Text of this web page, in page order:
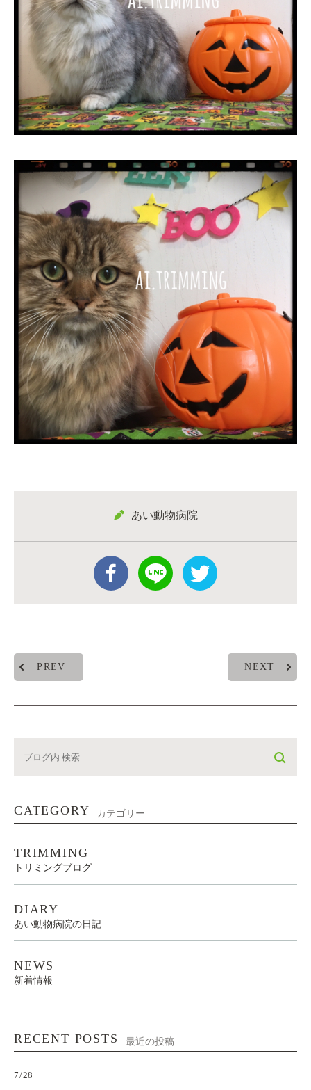
あい動物病院
PREV NEXT
CATEGORY カテゴリー
TRIMMING
トリミングブログ
DIARY
あい動物病院の日記
NEWS
新着情報
RECENT POSTS 最近の投稿
7/28